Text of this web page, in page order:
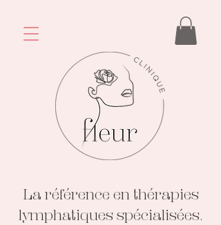
La référence en thérapies
lymphatiques spécialisées.